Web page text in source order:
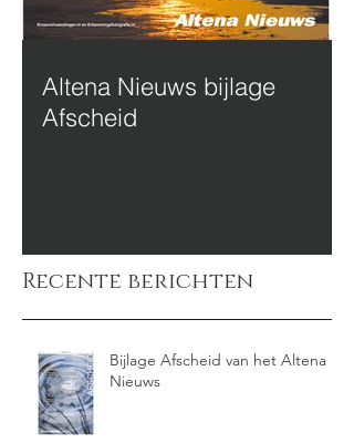
Altena Nieuws bijlage
Afscheid
Recente berichten
Bijlage Afscheid van het Altena
Nieuws